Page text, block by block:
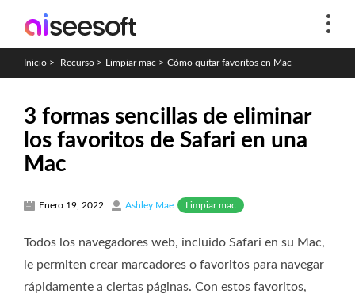
Inicio > Recurso > Limpiar mac > Cómo quitar favoritos en Mac
3 formas sencillas de eliminar
los favoritos de Safari en una
Mac
Enero 19, 2022 Ashley Mae Limpiar mac
Todos los navegadores web, incluido Safari en su Mac,
le permiten crear marcadores o favoritos para navegar
rápidamente a ciertas páginas. Con estos favoritos,